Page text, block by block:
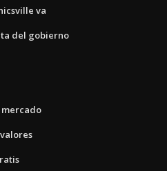
va
del gobierno